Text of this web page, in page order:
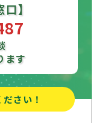
】
ます
さい！